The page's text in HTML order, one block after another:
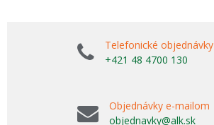
Telefonické objednávky
+421 48 4700 130
Objednávky e-mailom
objednavky@alk.sk